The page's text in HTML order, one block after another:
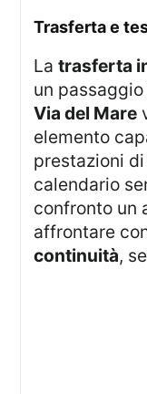
trasferta e
Latrasferta
un
Via del Mare
elemento
prestazioni
calendario
confronto un
affrontare
continuità,